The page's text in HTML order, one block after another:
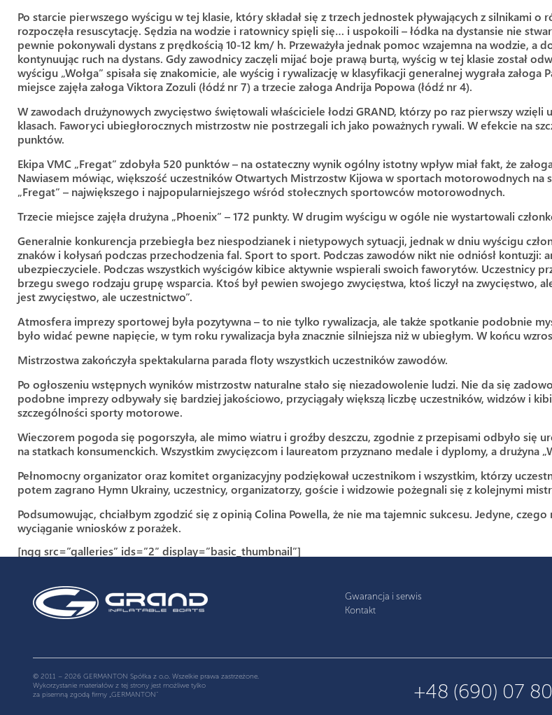
Po starcie pierwszego wyścigu w tej klasie, który składał się z trzech jednostek pływających z silnikami o
rozpoczęła resuscytację. Sędzia na wodzie i ratownicy spięli się… i uspokoili – łódka na dystansie nie
pewnie pokonywali dystans z prędkością 10-12 km/ h. Przeważyła jednak pomoc wzajemna na wodzie, a
kontynuując ruch na dystans. Gdy zawodnicy zaczęli mijać boje prawą burtą, wyścig w tej klasie został
wyścigu „Wołga” spisała się znakomicie, ale wyścig i rywalizację w klasyfikacji generalnej wygrała
miejsce zajęła załoga Viktora Zozuli (łódź nr 7) a trzecie załoga Andrija Popowa (łódź nr 4).
W zawodach drużynowych zwycięstwo świętowali właściciele łodzi GRAND, którzy po raz pierwszy
klasach. Faworyci ubiegłorocznych mistrzostw nie postrzegali ich jako poważnych rywali. W efekcie na
punktów.
Ekipa VMC „Fregat” zdobyła 520 punktów – na ostateczny wynik ogólny istotny wpływ miał fakt, że
Nawiasem mówiąc, większość uczestników Otwartych Mistrzostw Kijowa w sportach motorowodnych
„Fregat” – największego i najpopularniejszego wśród stołecznych sportowców motorowodnych.
Trzecie miejsce zajęła drużyna „Phoenix” – 172 punkty. W drugim wyścigu w ogóle nie wystartowali
Generalnie konkurencja przebiegła bez niespodzianek i nietypowych sytuacji, jednak w dniu wyścigu
znaków i kołysań podczas przechodzenia fal. Sport to sport. Podczas zawodów nikt nie odniósł kontuzji:
ubezpieczyciele. Podczas wszystkich wyścigów kibice aktywnie wspierali swoich faworytów. Uczestnicy
brzegu swego rodzaju grupę wsparcia. Ktoś był pewien swojego zwycięstwa, ktoś liczył na zwycięstwo,
jest zwycięstwo, ale uczestnictwo”.
Atmosfera imprezy sportowej była pozytywna – to nie tylko rywalizacja, ale także spotkanie podobnie
było widać pewne napięcie, w tym roku rywalizacja była znacznie silniejsza niż w ubiegłym. W końcu
Mistrzostwa zakończyła spektakularna parada floty wszystkich uczestników zawodów.
Po ogłoszeniu wstępnych wyników mistrzostw naturalne stało się niezadowolenie ludzi. Nie da się
podobne imprezy odbywały się bardziej jakościowo, przyciągały większą liczbę uczestników, widzów i
szczególności sporty motorowe.
Wieczorem pogoda się pogorszyła, ale mimo wiatru i groźby deszczu, zgodnie z przepisami odbyło się
na statkach konsumenckich. Wszystkim zwycięzcom i laureatom przyznano medale i dyplomy, a drużyna
Pełnomocny organizator oraz komitet organizacyjny podziękował uczestnikom i wszystkim, którzy
potem zagrano Hymn Ukrainy, uczestnicy, organizatorzy, goście i widzowie pożegnali się z kolejnymi
Podsumowując, chciałbym zgodzić się z opinią Colina Powella, że ​​nie ma tajemnic sukcesu. Jedyne,
wyciąganie wniosków z porażek.
[ngg src=”galleries” ids=”2″ display=”basic_thumbnail”]
Gwarancja i serwis
Kontakt
© 2011 – 2026 GERMANTON Spółka z o.o. Wszelkie prawa zastrzeżone.
Wykorzystanie materiałów z tej strony jest możliwe tylko
za pisemną zgodą firmy „GERMANTON”
+48 (690) 07